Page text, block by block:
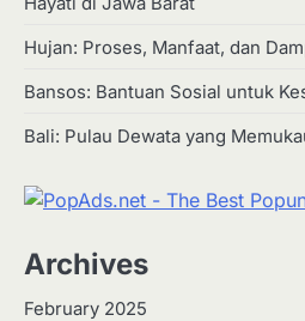
Hujan: Proses, Manfaat, dan
Bansos: Bantuan Sosial untuk
Bali: Pulau Dewata yang
Archives
February 2025